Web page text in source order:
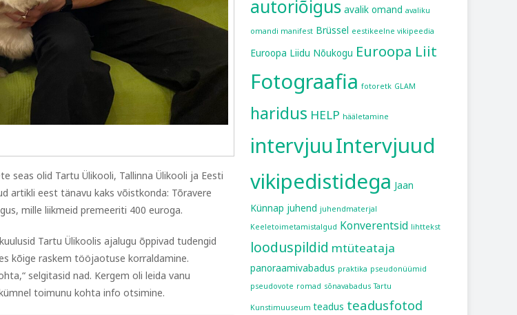
seas olid Tartu Ülikooli, Tallinna Ülikooli ja Eesti
artikli eest tänavu kaks võistkonda: Tõravere
mille liikmeid premeeriti 400 euroga.
Tartu Ülikoolis ajalugu õppivad tudengid
kõige raskem tööjaotuse korraldamine.
selgitasid nad. Kergem oli leida vanu
toimunu kohta info otsimine.
autoriõigus avalik omand avaliku
omandi manifest Brüssel eestikeelne vikipeedia
Euroopa Liidu Nõukogu Euroopa Liit
Fotograafia fotoretk GLAM
haridus HELP hääletamine
intervjuuIntervjuud
vikipedistidega Jaan
Künnap juhend juhendmaterjal
Keeletoimetamistalgud Konverentsid lihttekst
looduspildid mtüteataja
panoraamivabadus praktika pseudonüümid
pseudovote romad sõnavabadus Tartu
Kunstimuuseum teadus teadusfotod